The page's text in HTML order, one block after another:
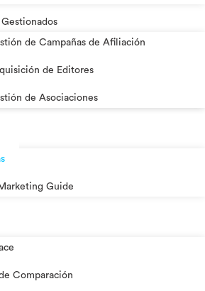
de Campañas de Afiliación
de Editores
de Asociaciones
Guide
Comparación